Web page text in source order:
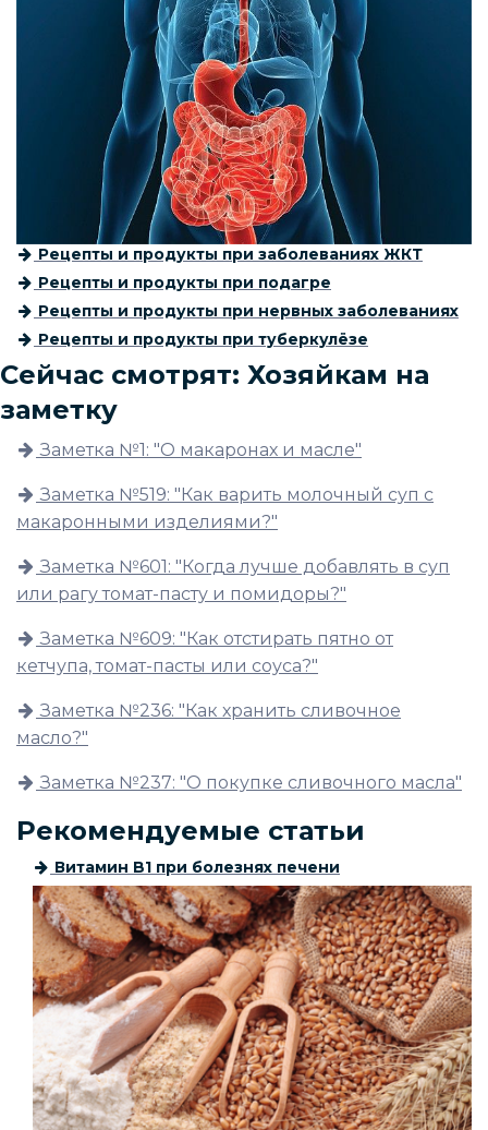
Рецепты и продукты при заболеваниях ЖКТ
Рецепты и продукты при подагре
Рецепты и продукты при нервных заболеваниях
Рецепты и продукты при туберкулёзе
Сейчас смотрят: Хозяйкам на
заметку
Заметка №1: "О макаронах и масле"
Заметка №519: "Как варить молочный суп с
макаронными изделиями?"
Заметка №601: "Когда лучше добавлять в суп
или рагу томат-пасту и помидоры?"
Заметка №609: "Как отстирать пятно от
кетчупа, томат-пасты или соуса?"
Заметка №236: "Как хранить сливочное
масло?"
Заметка №237: "О покупке сливочного масла"
Рекомендуемые статьи
Витамин B1 при болезнях печени